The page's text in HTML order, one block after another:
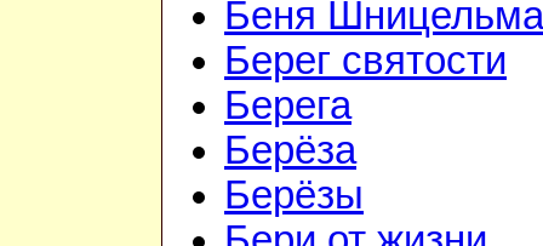
Беня
Берег святости
Берега
Берёза
Берёзы